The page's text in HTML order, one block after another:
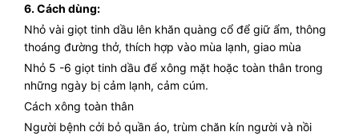
6. Cách dùng:
Nhỏ vài giọt tinh dầu lên khăn quàng cổ để giữ ẩm, thông
thoáng đường thở, thích hợp vào mùa lạnh, giao mùa
Nhỏ 5 -6 giọt tinh dầu để xông mặt hoặc toàn thân trong
những ngày bị cảm lạnh, cảm cúm.
Cách xông toàn thân
Người bệnh cởi bỏ quần áo, trùm chăn kín người và nồi